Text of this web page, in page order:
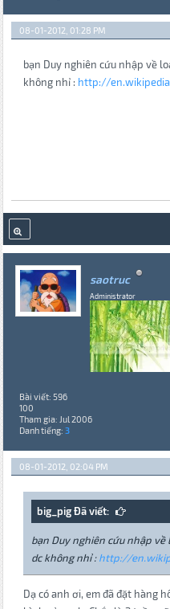
08-01-2012, 01:28 PM
bạn Duy nghiên cứu nhập về
không nhỉ : http://
saotruc
Administrator
Bài viết: 596
100
Tham gia: Jul 2006
Danh tiếng: 3
08-01-2012, 02:04 PM
big_pig Đã viết:
bạn Duy nghiên cứu nhập
dc không nhỉ :http://
Dạ có anh ơi, em đã đặt hàng